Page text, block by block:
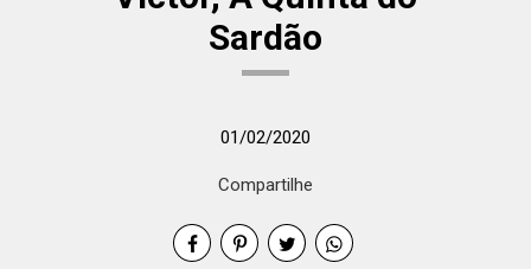
Sardão
01/02/2020
Compartilhe